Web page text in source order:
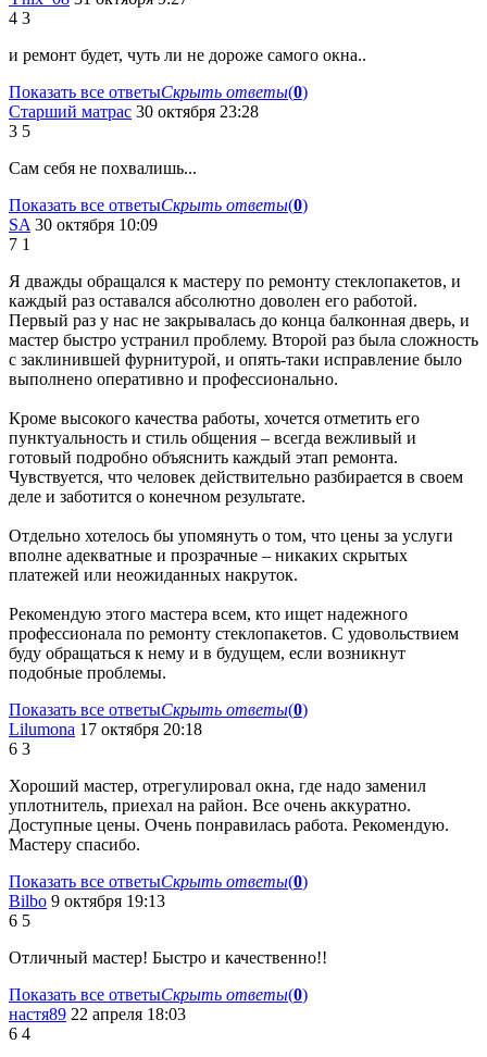
4 3
и ремонт будет, чуть ли не дороже самого окна..
Показать все ответыСкрыть ответы(0)
Старший матрас 30 октября 23:28
3 5
Сам себя не похвалишь...
Показать все ответыСкрыть ответы(0)
SA 30 октября 10:09
7 1
Я дважды обращался к мастеру по ремонту стеклопакетов, и
каждый раз оставался абсолютно доволен его работой.
Первый раз у нас не закрывалась до конца балконная дверь, и
мастер быстро устранил проблему. Второй раз была сложность
с заклинившей фурнитурой, и опять-таки исправление было
выполнено оперативно и профессионально.
Кроме высокого качества работы, хочется отметить его
пунктуальность и стиль общения – всегда вежливый и
готовый подробно объяснить каждый этап ремонта.
Чувствуется, что человек действительно разбирается в своем
деле и заботится о конечном результате.
Отдельно хотелось бы упомянуть о том, что цены за услуги
вполне адекватные и прозрачные – никаких скрытых
платежей или неожиданных накруток.
Рекомендую этого мастера всем, кто ищет надежного
профессионала по ремонту стеклопакетов. С удовольствием
буду обращаться к нему и в будущем, если возникнут
подобные проблемы.
Показать все ответыСкрыть ответы(0)
Lilumona 17 октября 20:18
6 3
Хороший мастер, отрегулировал окна, где надо заменил
уплотнитель, приехал на район. Все очень аккуратно.
Доступные цены. Очень понравилась работа. Рекомендую.
Мастеру спасибо.
Показать все ответыСкрыть ответы(0)
Bilbo 9 октября 19:13
6 5
Отличный мастер! Быстро и качественно!!
Показать все ответыСкрыть ответы(0)
настя89 22 апреля 18:03
6 4